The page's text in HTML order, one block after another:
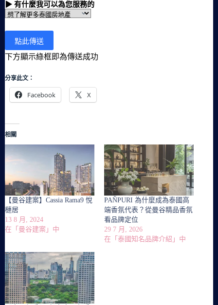
▶ 有什麼我可以為您服務的
下方顯示綠框即為傳送成功
分享此文：
Facebook X
相關
【曼谷建案】Cassia Rama9 悅
槤居
13 8 月, 2024
在「曼谷建案」中
PAÑPURI 為什麼成為泰國高
端香氛代表？從曼谷精品香氛
看品牌定位
29 7 月, 2026
在「泰國知名品牌介紹」中